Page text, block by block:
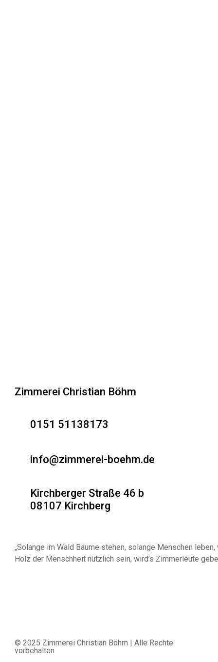
Zimmerei Christian Böhm
0151 51138173
info@zimmerei-boehm.de
Kirchberger Straße 46 b
08107 Kirchberg
„Solange im Wald Bäume stehen, solange Menschen leben,
Holz der Menschheit nützlich sein, wird’s Zimmerleute
© 2025 Zimmerei Christian Böhm | Alle Rechte
vorbehalten